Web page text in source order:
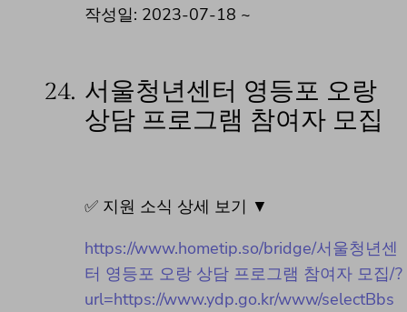
작성일: 2023-07-18 ~
24. 서울청년센터 영등포 오랑
상담 프로그램 참여자 모집
✅ 지원 소식 상세 보기 ▼
https://www.hometip.so/bridge/서울청년센
터 영등포 오랑 상담 프로그램 참여자 모집/?
url=https://www.ydp.go.kr/www/selectBbs